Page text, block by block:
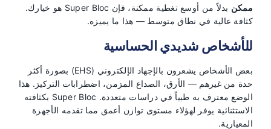
ممكن
بدلاً من أوسع تغطية ممكنة، فإن Super Bloc هو خيارك.
كثافة عالية في نطاق متوسط — هذا ما يميزه.
للأشخاص شديدي الحساسية
بعض الأشخاص يشعرون بالإجهاد الإلكتروني (EHS) بصورة أكثر
حدة من غيرهم — الأرق، الصداع المزمن، اضطرابات التركيز. هذا
الوضع معترف به طبياً في دراسات متعددة. Super Bloc بكثافته
الاستثنائية يوفر لهؤلاء مستوى توازن أعمق مما تقدمه الأجهزة
المعيارية.